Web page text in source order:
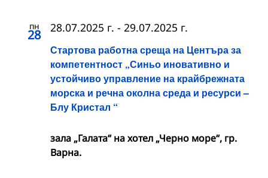
пн
28
Стартова работна среща на Центъра за
компетентност „Синьо иновативно и
устойчиво управление на крайбрежната
морска и речна околна среда и ресурси –
Блу Кристал “
28.07.2025 г. - 29.07.2025 г.
зала „Галата“ на хотел „Черно море“, гр.
Варна.